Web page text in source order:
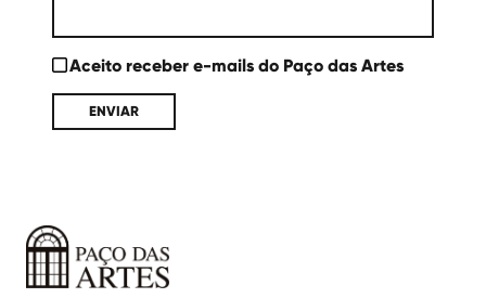
Aceito receber e-mails do Paço das Artes